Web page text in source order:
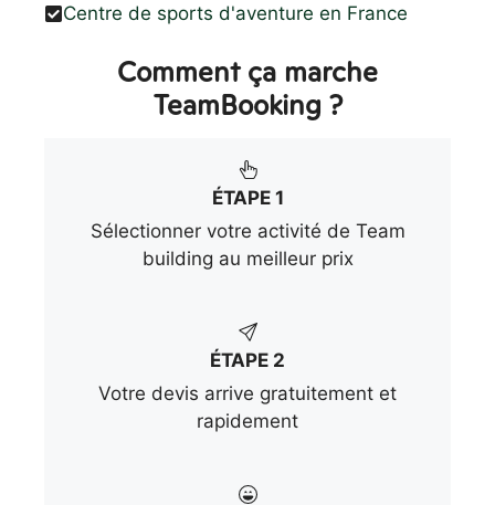
Centre de sports d'aventure en France
Comment ça marche
TeamBooking ?
ÉTAPE 1
Sélectionner votre activité de Team
building au meilleur prix
ÉTAPE 2
Votre devis arrive gratuitement et
rapidement